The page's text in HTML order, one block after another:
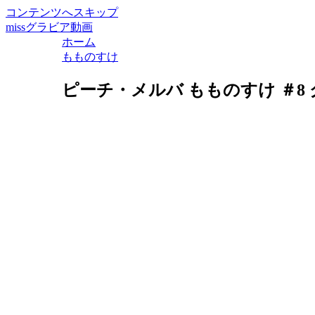
コンテンツへスキップ
missグラビア動画
ホーム
もものすけ
ピーチ・メルバ もものすけ ＃8